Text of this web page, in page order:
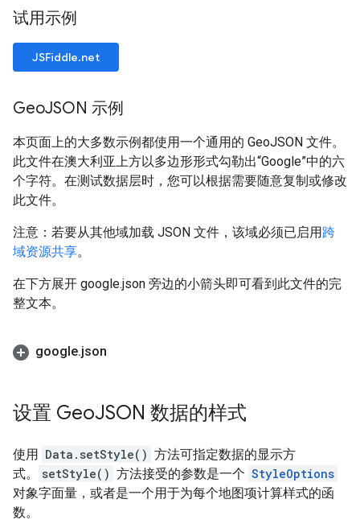
试用示例
JSFiddle.net
GeoJSON 示例
本页面上的大多数示例都使用一个通用的 GeoJSON 文件。
此文件在澳大利亚上方以多边形形式勾勒出“Google”中的六
个字符。在测试数据层时，您可以根据需要随意复制或修改
此文件。
注意：若要从其他域加载 JSON 文件，该域必须已启用跨
域资源共享。
在下方展开 google.json 旁边的小箭头即可看到此文件的完
整文本。
google.json
设置 GeoJSON 数据的样式
使用 Data.setStyle() 方法可指定数据的显示方
式。
setStyle() 方法接受的参数是一个 StyleOptions
对象字面量，或者是一个用于为每个地图项计算样式的函
数。